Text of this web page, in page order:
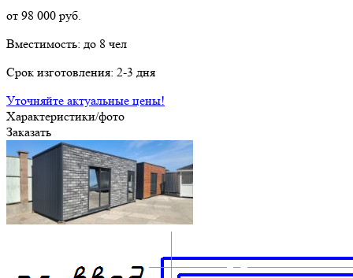
от 98 000 руб.
Вместимость: до 8 чел
Срок изготовления: 2-3 дня
Уточняйте актуальные цены!
Характеристики/фото
Заказать